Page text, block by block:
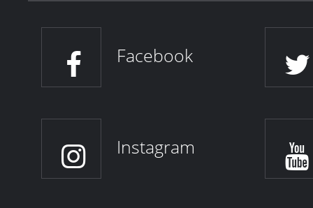
Facebook
Instagram